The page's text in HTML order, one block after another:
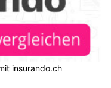
insurando.ch